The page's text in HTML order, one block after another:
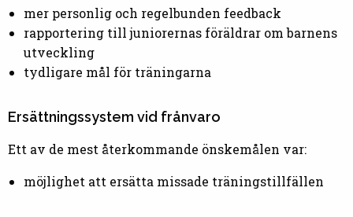
mer personlig och regelbunden feedback
rapportering till juniorernas föräldrar om barnens
utveckling
tydligare mål för träningarna
Ersättningssystem vid frånvaro
Ett av de mest återkommande önskemålen var:
möjlighet att ersätta missade träningstillfällen